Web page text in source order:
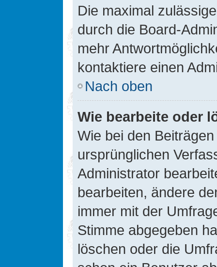
Die maximal
durch die Board-
mehr
kontaktiere einen
Nach oben
Wie bearbeite oder
Wie bei den
ursprünglichen
Administrator
bearbeiten, ändere
immer mit der
Stimme abgegeben
löschen oder die